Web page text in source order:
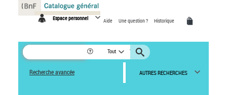
Espace personnel Aide Une question ? Historique
Tout
Recherche avancée AUTRES RECHERCHES
Panneau de gestion des cookies